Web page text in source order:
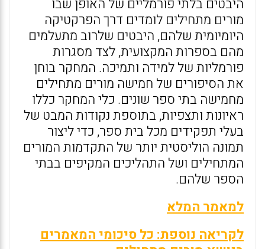
היבטים בלתי פורמליים של האופן שבו
מורים מתחילים לומדים דרך הפרקטיקה
היומיומית שלהם, היבטים שלרוב מתעלמים
מהם בספרות המקצועית, לצד מסגרות
פורמליות של למידה ותמיכה. המחקר בוחן
את הסיפורים של חמישה מורים מתחילים
מחמישה בתי ספר שונים. כלי המחקר כללו
ראיונות ותצפיות, בתוספת נקודות המבט של
בעלי תפקידים מכל בית ספר, כדי ליצור
תמונה הוליסטית יותר של התקדמות המורים
המתחילים ושל התהליכים המקיפים בבתי
הספר שלהם.
למאמר המלא
לקריאה נוספת: כל סיכומי המאמרים